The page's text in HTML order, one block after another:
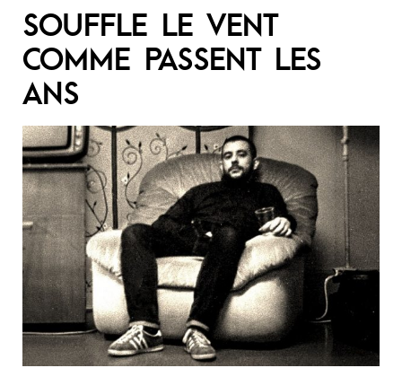
SOUFFLE LE VENT
COMME PASSENT LES
ANS